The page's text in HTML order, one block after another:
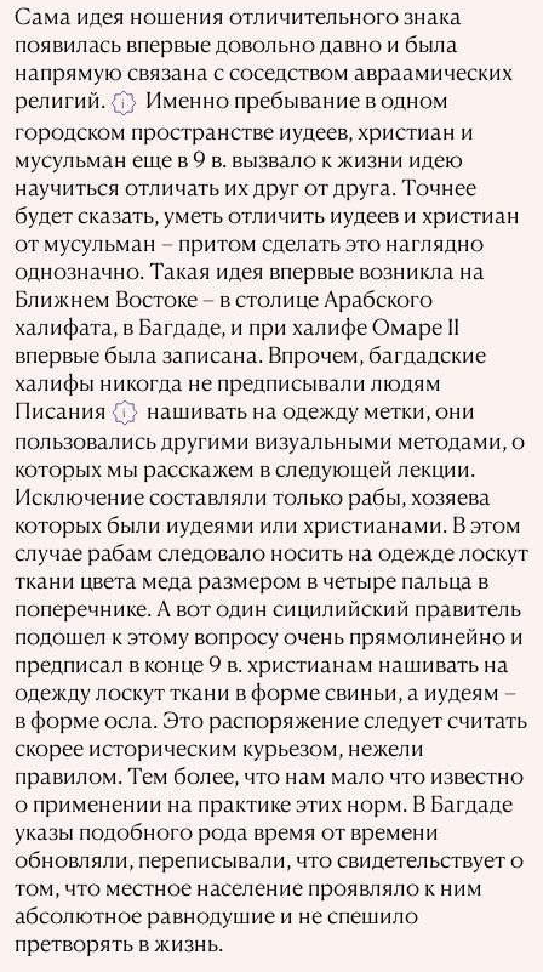
Сама идея ношения отличительного знака
появилась впервые довольно давно и была
напрямую связана с соседством авраамических
религий.
i
Именно пребывание в одном
городском пространстве иудеев, христиан и
мусульман еще в 9 в. вызвало к жизни идею
научиться отличать их друг от друга. Точнее
будет сказать, уметь отличить иудеев и христиан
от мусульман – притом сделать это наглядно
однозначно. Такая идея впервые возникла на
Ближнем Востоке – в столице Арабского
халифата, в Багдаде, и при халифе Омаре II
впервые была записана. Впрочем, багдадские
халифы никогда не предписывали людям
Писания
i
нашивать на одежду метки, они
пользовались другими визуальными методами, о
которых мы расскажем в следующей лекции.
Исключение составляли только рабы, хозяева
которых были иудеями или христианами. В этом
случае рабам следовало носить на одежде лоскут
ткани цвета меда размером в четыре пальца в
поперечнике. А вот один сицилийский правитель
подошел к этому вопросу очень прямолинейно и
предписал в конце 9 в. христианам нашивать на
одежду лоскут ткани в форме свиньи, а иудеям –
в форме осла. Это распоряжение следует считать
скорее историческим курьезом, нежели
правилом. Тем более, что нам мало что известно
о применении на практике этих норм. В Багдаде
указы подобного рода время от времени
обновляли, переписывали, что свидетельствует о
том, что местное население проявляло к ним
абсолютное равнодушие и не спешило
претворять в жизнь.